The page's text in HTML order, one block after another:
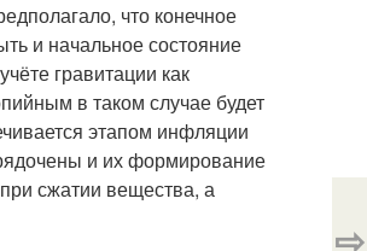
что конечное
и начальное состояние
гравитации как
в таком случае будет
этапом инфляции
и их формирование
сжатии вещества, а
⇨